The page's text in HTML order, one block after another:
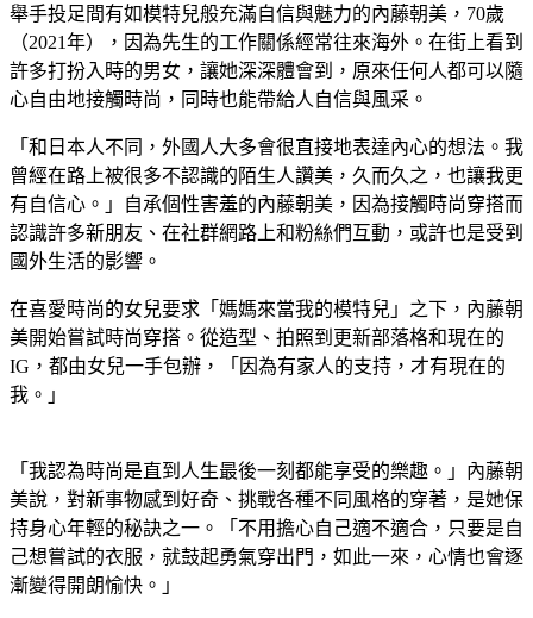
舉手投足間有如模特兒般充滿自信與魅力的內藤朝美，70歲
（2021年），因為先生的工作關係經常往來海外。在街上看到
許多打扮入時的男女，讓她深深體會到，原來任何人都可以隨
心自由地接觸時尚，同時也能帶給人自信與風采。
「和日本人不同，外國人大多會很直接地表達內心的想法。我
曾經在路上被很多不認識的陌生人讚美，久而久之，也讓我更
有自信心。」自承個性害羞的內藤朝美，因為接觸時尚穿搭而
認識許多新朋友、在社群網路上和粉絲們互動，或許也是受到
國外生活的影響。
在喜愛時尚的女兒要求「媽媽來當我的模特兒」之下，內藤朝
美開始嘗試時尚穿搭。從造型、拍照到更新部落格和現在的
IG，都由女兒一手包辦，「因為有家人的支持，才有現在的
我。」
「我認為時尚是直到人生最後一刻都能享受的樂趣。」內藤朝
美說，對新事物感到好奇、挑戰各種不同風格的穿著，是她保
持身心年輕的秘訣之一。「不用擔心自己適不適合，只要是自
己想嘗試的衣服，就鼓起勇氣穿出門，如此一來，心情也會逐
漸變得開朗愉快。」